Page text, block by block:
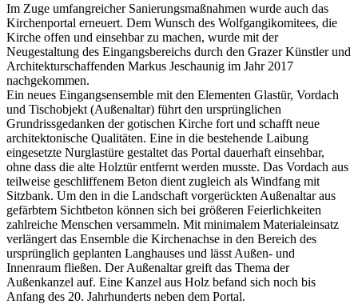
Im Zuge umfangreicher Sanierungsmaßnahmen wurde auch das
Kirchenportal erneuert. Dem Wunsch des Wolfgangikomitees, die
Kirche offen und einsehbar zu machen, wurde mit der
Neugestaltung des Eingangsbereichs durch den Grazer Künstler und
Architekturschaffenden Markus Jeschaunig im Jahr 2017
nachgekommen.
Ein neues Eingangsensemble mit den Elementen Glastür, Vordach
und Tischobjekt (Außenaltar) führt den ursprünglichen
Grundrissgedanken der gotischen Kirche fort und schafft neue
architektonische Qualitäten. Eine in die bestehende Laibung
eingesetzte Nurglastüre gestaltet das Portal dauerhaft einsehbar,
ohne dass die alte Holztür entfernt werden musste. Das Vordach aus
teilweise geschliffenem Beton dient zugleich als Windfang mit
Sitzbank. Um den in die Landschaft vorgerückten Außenaltar aus
gefärbtem Sichtbeton können sich bei größeren Feierlichkeiten
zahlreiche Menschen versammeln. Mit minimalem Materialeinsatz
verlängert das Ensemble die Kirchenachse in den Bereich des
ursprünglich geplanten Langhauses und lässt Außen- und
Innenraum fließen. Der Außenaltar greift das Thema der
Außenkanzel auf. Eine Kanzel aus Holz befand sich noch bis
Anfang des 20. Jahrhunderts neben dem Portal.